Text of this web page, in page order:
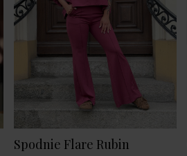
Spodnie Flare Rubin